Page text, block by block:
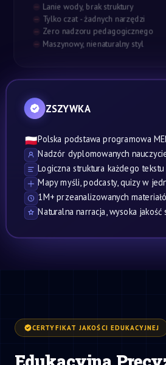
Lanie wody, brak struktury
Tylko czat - żadnych narzędzi
Zero nadzoru pedagogicznego
Maszynowy, nienaturalny styl
ZSZYWKA
🇵🇱Polska podstawa programowa
Nadzór dyplomowanych
Logiczna struktura każdego tekstu
Mapy myśli, podcasty, quizy w
1M+ przeanalizowanych
Naturalna narracja, wysoka jakość
CERTYFIKAT JAKOŚCI EDUKACYJNEJ